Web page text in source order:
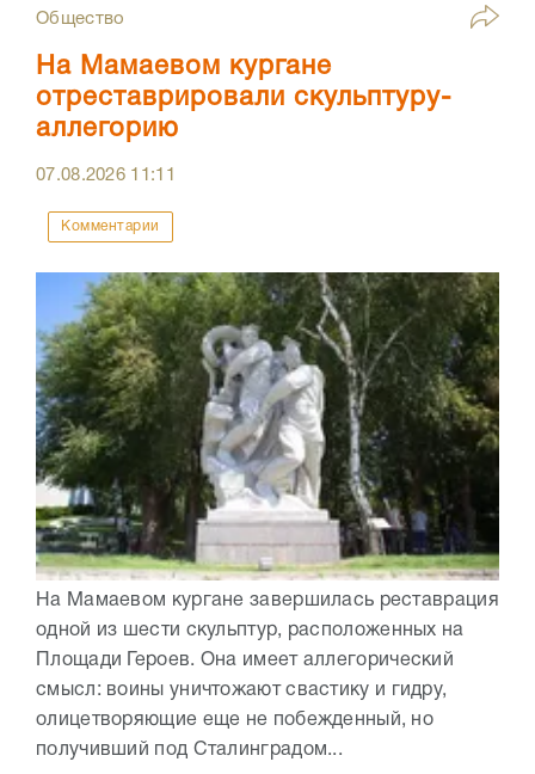
Общество
На Мамаевом кургане
отреставрировали скульптуру-
аллегорию
07.08.2026 11:11
Комментарии
На Мамаевом кургане завершилась реставрация
одной из шести скульптур, расположенных на
Площади Героев. Она имеет аллегорический
смысл: воины уничтожают свастику и гидру,
олицетворяющие еще не побежденный, но
получивший под Сталинградом...